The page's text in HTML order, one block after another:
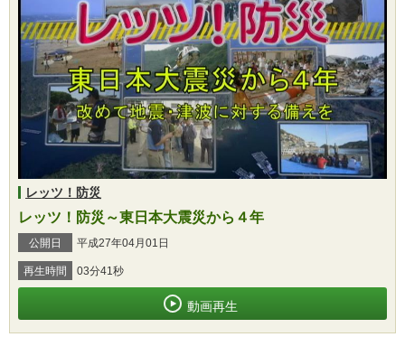
レッツ！防災
レッツ！防災～東日本大震災から４年
公開日 平成27年04月01日
再生時間 03分41秒
動画再生